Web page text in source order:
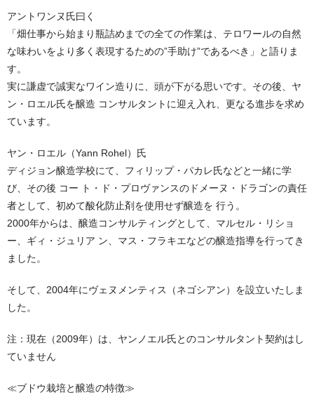
アントワンヌ氏曰く
「畑仕事から始まり瓶詰めまでの全ての作業は、テロワールの自然
な味わいをより多く表現するための”手助け”であるべき」と語りま
す。
実に謙虚で誠実なワイン造りに、頭が下がる思いです。その後、ヤ
ン・ロエル氏を醸造 コンサルタントに迎え入れ、更なる進歩を求め
ています。
ヤン・ロエル（Yann Rohel）氏
ディジョン醸造学校にて、フィリップ・パカレ氏などと一緒に学
び、その後 コー ト・ド・プロヴァンスのドメーヌ・ドラゴンの責任
者として、初めて酸化防止剤を使用せず醸造を 行う。
2000年からは、醸造コンサルティングとして、マルセル・リショ
ー、ギィ・ジュリア ン、マス・フラキエなどの醸造指導を行ってき
ました。
そして、2004年にヴェヌメンティス（ネゴシアン）を設立いたしま
した。
注：現在（2009年）は、ヤンノエル氏とのコンサルタント契約はし
ていません
≪ブドウ栽培と醸造の特徴≫